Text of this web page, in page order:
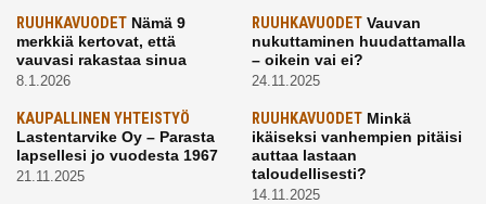
RUUHKAVUODET Nämä 9
merkkiä kertovat, että
vauvasi rakastaa sinua
8.1.2026
RUUHKAVUODETVauvan
nukuttaminen huudattamalla
– oikein vai ei?
24.11.2025
KAUPALLINEN YHTEISTYÖ
Lastentarvike Oy – Parasta
lapsellesi jo vuodesta 1967
21.11.2025
RUUHKAVUODETMinkä
ikäiseksi vanhempien pitäisi
auttaa lastaan
taloudellisesti?
14.11.2025